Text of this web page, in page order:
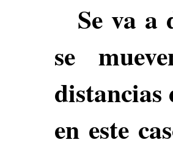
Se va a
se
distancias
en este